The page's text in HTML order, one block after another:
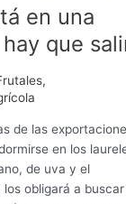
en una
que
,
de las
en los
de uva y el
obligará a buscar